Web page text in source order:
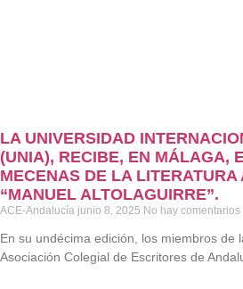
LA UNIVERSIDAD
(UNIA), RECIBE, EN MÁLAGA,
MECENAS DE LA LITERATURA
“MANUEL ALTOLAGUIRRE”.
ACE-Andalucía junio 8, 2025 No hay comentarios
En su undécima edición, los miembros de
Asociación Colegial de Escritores de